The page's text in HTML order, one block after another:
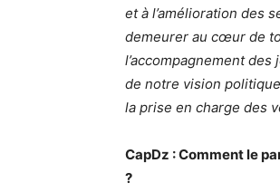
et à l’amélioration des
demeurer au cœur de
l’accompagnement
de notre vision
la prise en charge des
CapDz : Comment le
?